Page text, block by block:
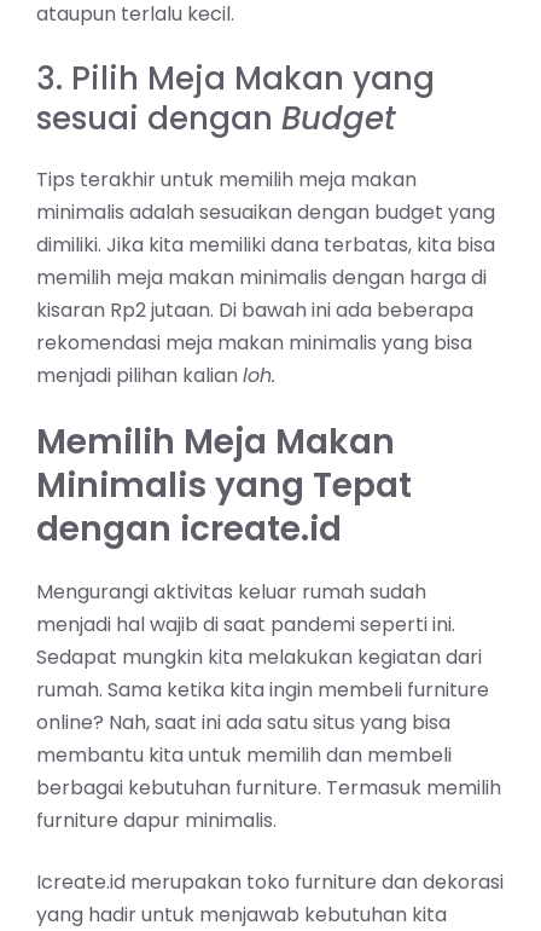
ataupun terlalu kecil.
3. Pilih Meja Makan yang
sesuai dengan Budget
Tips terakhir untuk memilih meja makan
minimalis adalah sesuaikan dengan budget yang
dimiliki. Jika kita memiliki dana terbatas, kita bisa
memilih meja makan minimalis dengan harga di
kisaran Rp2 jutaan. Di bawah ini ada beberapa
rekomendasi meja makan minimalis yang bisa
menjadi pilihan kalian loh.
Memilih Meja Makan
Minimalis yang Tepat
dengan icreate.id
Mengurangi aktivitas keluar rumah sudah
menjadi hal wajib di saat pandemi seperti ini.
Sedapat mungkin kita melakukan kegiatan dari
rumah. Sama ketika kita ingin membeli furniture
online? Nah, saat ini ada satu situs yang bisa
membantu kita untuk memilih dan membeli
berbagai kebutuhan furniture. Termasuk memilih
furniture dapur minimalis.
Icreate.id merupakan toko furniture dan dekorasi
yang hadir untuk menjawab kebutuhan kita